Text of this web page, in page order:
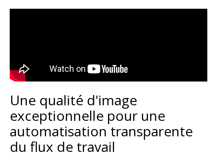
Une qualité d'image
exceptionnelle pour une
automatisation transparente
du flux de travail​